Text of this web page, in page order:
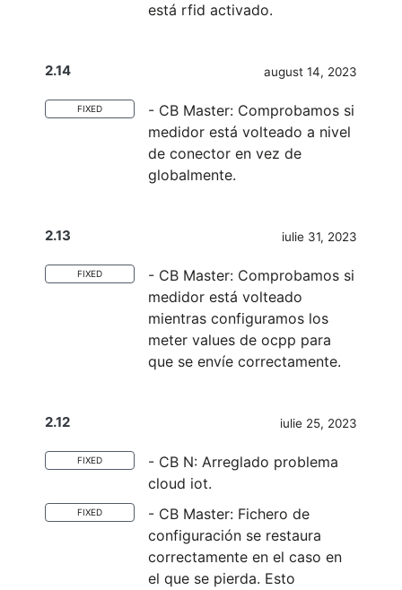
está rfid activado.
2.14 august 14, 2023
FIXED
- CB Master: Comprobamos si
medidor está volteado a nivel
de conector en vez de
globalmente.
2.13 iulie 31, 2023
FIXED
- CB Master: Comprobamos si
medidor está volteado
mientras configuramos los
meter values de ocpp para
que se envíe correctamente.
2.12 iulie 25, 2023
FIXED
- CB N: Arreglado problema
cloud iot.
FIXED
- CB Master: Fichero de
configuración se restaura
correctamente en el caso en
el que se pierda. Esto